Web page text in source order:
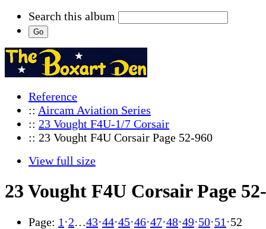
Search this album
Reference
:: Aircam Aviation Series
:: 23 Vought F4U-1/7 Corsair
:: 23 Vought F4U Corsair Page 52-960
View full size
23 Vought F4U Corsair Page
Page: 1 ·2…43·44·45·46·47·48·49·50·51 ·52